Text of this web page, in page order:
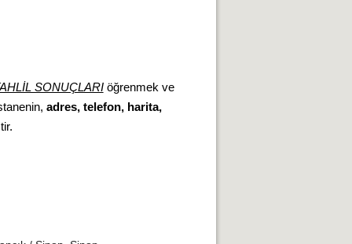
SONUÇLARIöğrenmek ve
adres, telefon, harita,